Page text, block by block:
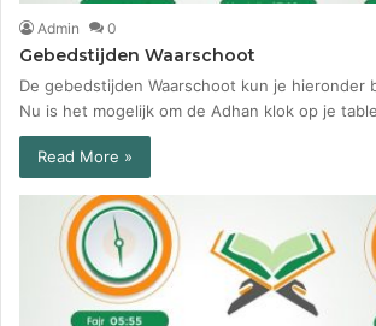
Admin 0
Gebedstijden Waarschoot
De gebedstijden Waarschoot kun je hieronder
Nu is het mogelijk om de Adhan klok op je
Read More »